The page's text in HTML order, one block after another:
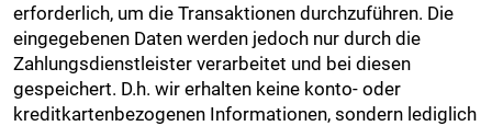
erforderlich, um die Transaktionen durchzuführen. Die
eingegebenen Daten werden jedoch nur durch die
Zahlungsdienstleister verarbeitet und bei diesen
gespeichert. D.h. wir erhalten keine konto- oder
kreditkartenbezogenen Informationen, sondern lediglich